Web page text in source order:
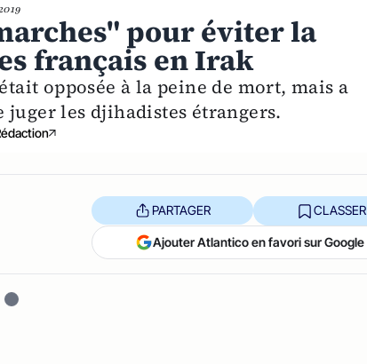
pour éviter la
français en Irak
opposée à la peine de mort, mais a
les djihadistes étrangers.
PARTAGER CLASSER
Ajouter Atlantico en favori sur Google